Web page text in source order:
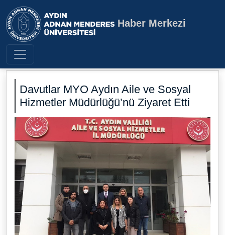
Aydın Adnan Menderes
Haber Merkezi
Davutlar MYO Aydın Aile ve Sosyal
Hizmetler Müdürlüğü’nü Ziyaret Etti